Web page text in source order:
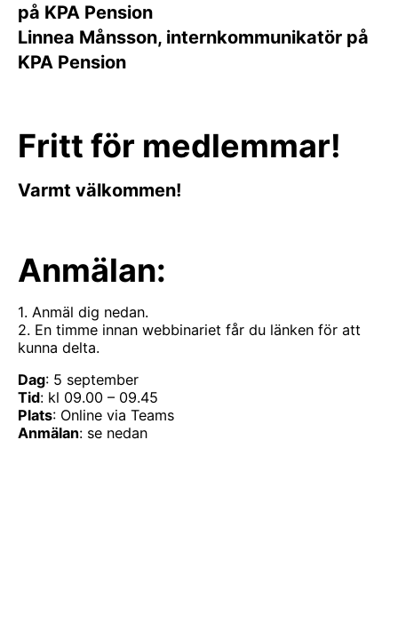
på KPA Pension
Linnea Månsson, internkommunikatör på
KPA Pension
Fritt för medlemmar!
Varmt välkommen!
Anmälan:
1. Anmäl dig nedan.
2. En timme innan webbinariet får du länken för att
kunna delta.
Dag: 5 september
Tid: kl 09.00 – 09.45
Plats: Online via Teams
Anmälan: se nedan